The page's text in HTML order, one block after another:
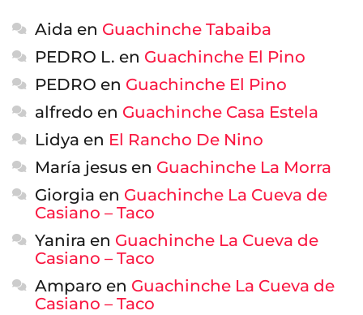
Aida en Guachinche Tabaiba
PEDRO L. en Guachinche El Pino
PEDRO en Guachinche El Pino
alfredo en Guachinche Casa Estela
Lidya en El Rancho De Nino
María jesus en Guachinche La Morra
Giorgia en Guachinche La Cueva de
Casiano – Taco
Yanira en Guachinche La Cueva de
Casiano – Taco
Amparo en Guachinche La Cueva de
Casiano – Taco